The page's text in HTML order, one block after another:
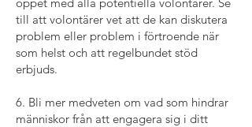
till att volontärer vet att de kan diskutera
problem eller problem i förtroende när
som helst och att regelbundet stöd
erbjuds.
6. Bli mer medveten om vad som hindrar
människor från att engagera sig i ditt